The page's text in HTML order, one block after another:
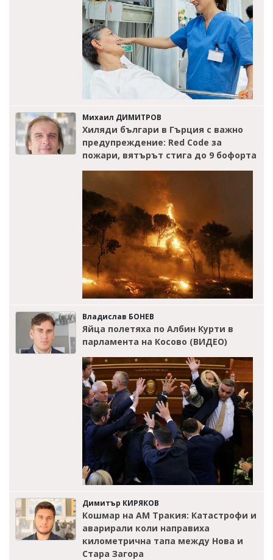
Михаил ДИМИТРОВ
Хиляди българи в Гърция с важно
предупреждение: Red Code за
пожари, вятърът стига до 9 бофорта
Владислав БОНЕВ
Яйца полетяха по Албин Курти в
парламента на Косово (ВИДЕО)
Димитър КИРЯКОВ
Кошмар на АМ Тракия: Катастрофи и
аварирали коли направиха
километрична тапа между Нова и
Стара Загора